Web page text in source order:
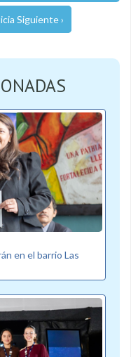
Siguiente ›
en el barrio Las